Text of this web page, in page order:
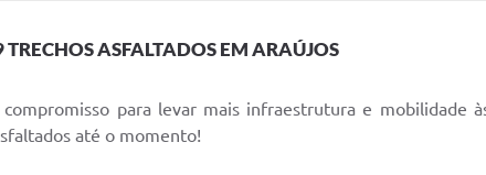
TRECHOS ASFALTADOS EM ARAÚJOS
para levar mais infraestrutura e mobilidade
até o momento!